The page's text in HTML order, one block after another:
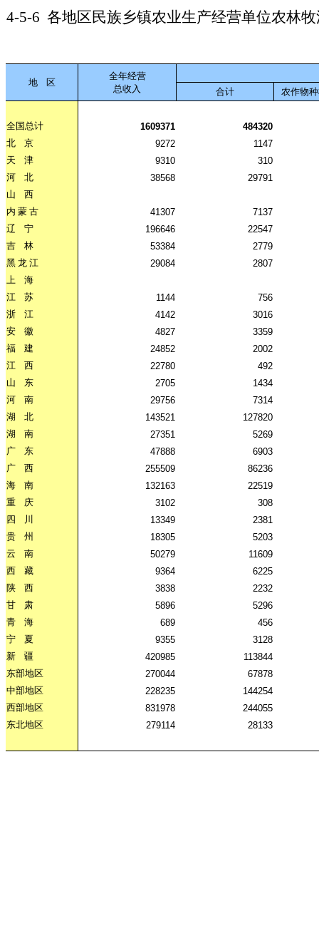
4-5-6 各地区民族乡镇农业生产经营单位农林
地 区
全年经营
总收入
合计 农作物
全国总计 1609371
484320
北
京 9272
1147
天
津 9310
310
河
北 38568
29791
山
西
内 蒙 古 41307
7137
辽
宁 196646
22547
吉
林 53384
2779
黑 龙 江 29084
2807
上
海
江
苏 1144
756
浙
江 4142
3016
安
徽 4827
3359
福
建 24852
2002
江
西 22780
492
山
东 2705
1434
河
南 29756
7314
湖
北 143521
127820
湖
南 27351
5269
广
东 47888
6903
广
西 255509
86236
海
南 132163
22519
重
庆 3102
308
四
川 13349
2381
贵
州 18305
5203
云
南 50279
11609
西
藏 9364
6225
陕
西 3838
2232
甘
肃 5896
5296
青
海 689
456
宁
夏 9355
3128
新
疆 420985
113844
东部地区
270044
67878
中部地区
228235
144254
西部地区
831978
244055
东北地区
279114 28133